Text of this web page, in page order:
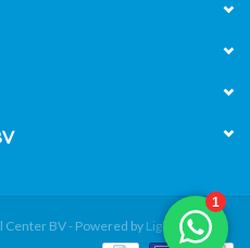
BV - Powered by Lightspeed